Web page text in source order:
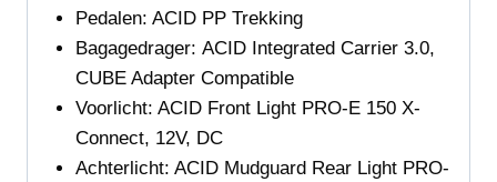
Pedalen: ACID PP Trekking
Bagagedrager: ACID Integrated Carrier 3.0,
CUBE Adapter Compatible
Voorlicht: ACID Front Light PRO-E 150 X-
Connect, 12V, DC
Achterlicht: ACID Mudguard Rear Light PRO-